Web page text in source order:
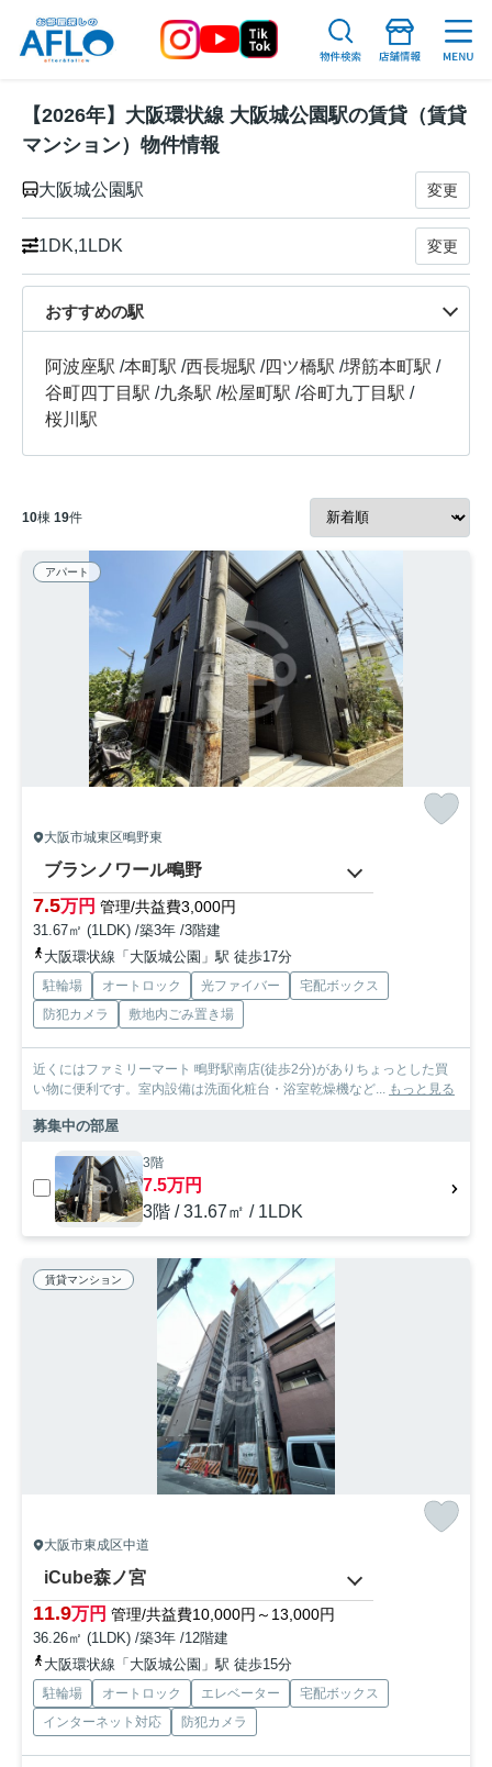
【2026年】大阪環状線 大阪城公園駅の賃貸（賃貸
マンション）物件情報
大阪城公園駅 変更
1DK,1LDK 変更
おすすめの駅
阿波座駅 /本町駅 /西長堀駅 /四ツ橋駅 /堺筋本町駅 /
谷町四丁目駅 /九条駅 /松屋町駅 /谷町九丁目駅 /
桜川駅
10棟 19件
アパート
大阪市城東区鴫野東
ブランノワール鴫野
7.5万円 管理/共益費3,000円
31.67㎡ (1LDK) /築3年 /3階建
大阪環状線「大阪城公園」駅 徒歩17分
駐輪場 オートロック 光ファイバー
宅配ボックス
防犯カメラ
敷地内ごみ置き場
近くにはファミリーマート 鴫野駅南店(徒歩2分)がありちょっとした買
い物に便利です。室内設備は洗面化粧台・浴室乾燥機など...
もっと見る
募集中の部屋
3階
7.5万円
3階 / 31.67㎡ / 1LDK
賃貸マンション
大阪市東成区中道
iCube森ノ宮
11.9万円 管理/共益費10,000円～13,000円
36.26㎡ (1LDK) /築3年 /12階建
大阪環状線「大阪城公園」駅 徒歩15分
駐輪場 オートロック エレベーター
宅配ボックス
インターネット対応
防犯カメラ